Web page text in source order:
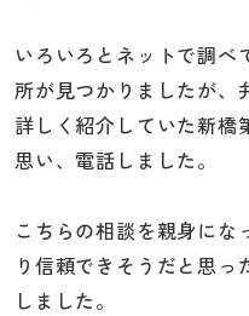
いろいろとネットで調べ
所が見つかりましたが、
詳しく紹介していた新橋
思い、電話しました。
こちらの相談を親身にな
り信頼できそうだと思
しました。